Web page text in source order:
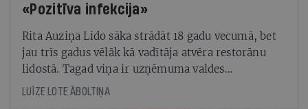
«Pozitīva infekcija»
Rita Auziņa Lido sāka strādāt 18 gadu vecumā, bet
jau trīs gadus vēlāk kā vadītāja atvēra restorānu
lidostā. Tagad viņa ir uzņēmuma valdes
priekšsēdētāja un vada to vēsturiski vērienīgākajā
attīstības posmā
LUĪZE LOTE ĀBOLTIŅA